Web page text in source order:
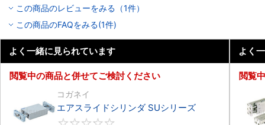
この商品のレビューをみる（1件）
この商品のFAQをみる(1件)
よく一緒に見られています
閲覧中の商品と併せてご検討ください
コガネイ
エアスライドシリンダ SUシリーズ
よく
閲覧